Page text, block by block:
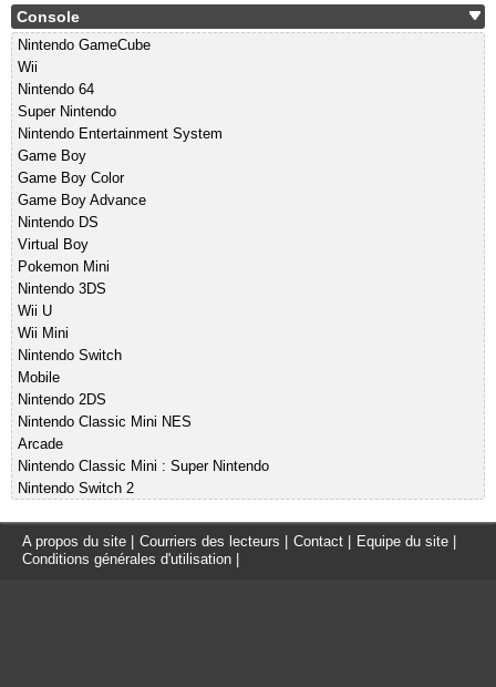
Console
Nintendo GameCube
Wii
Nintendo 64
Super Nintendo
Nintendo Entertainment System
Game Boy
Game Boy Color
Game Boy Advance
Nintendo DS
Virtual Boy
Pokemon Mini
Nintendo 3DS
Wii U
Wii Mini
Nintendo Switch
Mobile
Nintendo 2DS
Nintendo Classic Mini NES
Arcade
Nintendo Classic Mini : Super Nintendo
Nintendo Switch 2
A propos du site Courriers des lecteurs Contact Equipe du site
Conditions générales d'utilisation